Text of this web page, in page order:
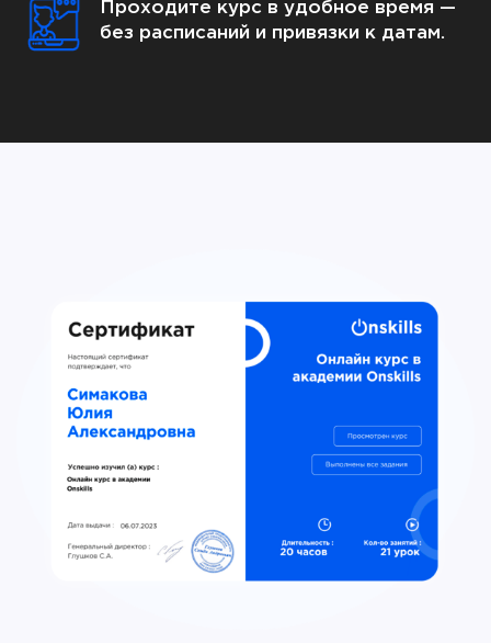
Проходите курс в удобное время —
без расписаний и привязки к датам.